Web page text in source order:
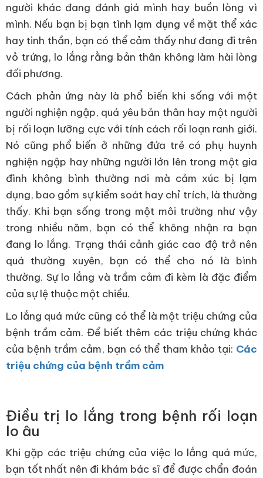
người khác đang đánh giá mình hay buồn lòng vì
mình. Nếu bạn bị bạn tình lạm dụng về mặt thể xác
hay tinh thần, bạn có thể cảm thấy như đang đi trên
vỏ trứng, lo lắng rằng bản thân không làm hài lòng
đối phương.
Cách phản ứng này là phổ biến khi sống với một
người nghiện ngập, quá yêu bản thân hay một người
bị rối loạn lưỡng cực với tính cách rối loạn ranh giới.
Nó cũng phổ biến ở những đứa trẻ có phụ huynh
nghiện ngập hay những người lớn lên trong một gia
đình không bình thường nơi mà cảm xúc bị lạm
dụng, bao gồm sự kiểm soát hay chỉ trích, là thường
thấy. Khi bạn sống trong một môi trường như vậy
trong nhiều năm, bạn có thể không nhận ra bạn
đang lo lắng. Trạng thái cảnh giác cao độ trở nên
quá thường xuyên, bạn có thể cho nó là bình
thường. Sự lo lắng và trầm cảm đi kèm là đặc điểm
của sự lệ thuộc một chiều.
Lo lắng quá mức cũng có thể là một triệu chứng của
bệnh trầm cảm. Để biết thêm các triệu chứng khác
của bệnh trầm cảm, bạn có thể tham khảo tại: Các
triệu chứng của bệnh trầm cảm
Điều trị lo lắng trong bệnh rối loạn
lo âu
Khi gặp các triệu chứng của việc lo lắng quá mức,
bạn tốt nhất nên đi khám bác sĩ để được chẩn đoán